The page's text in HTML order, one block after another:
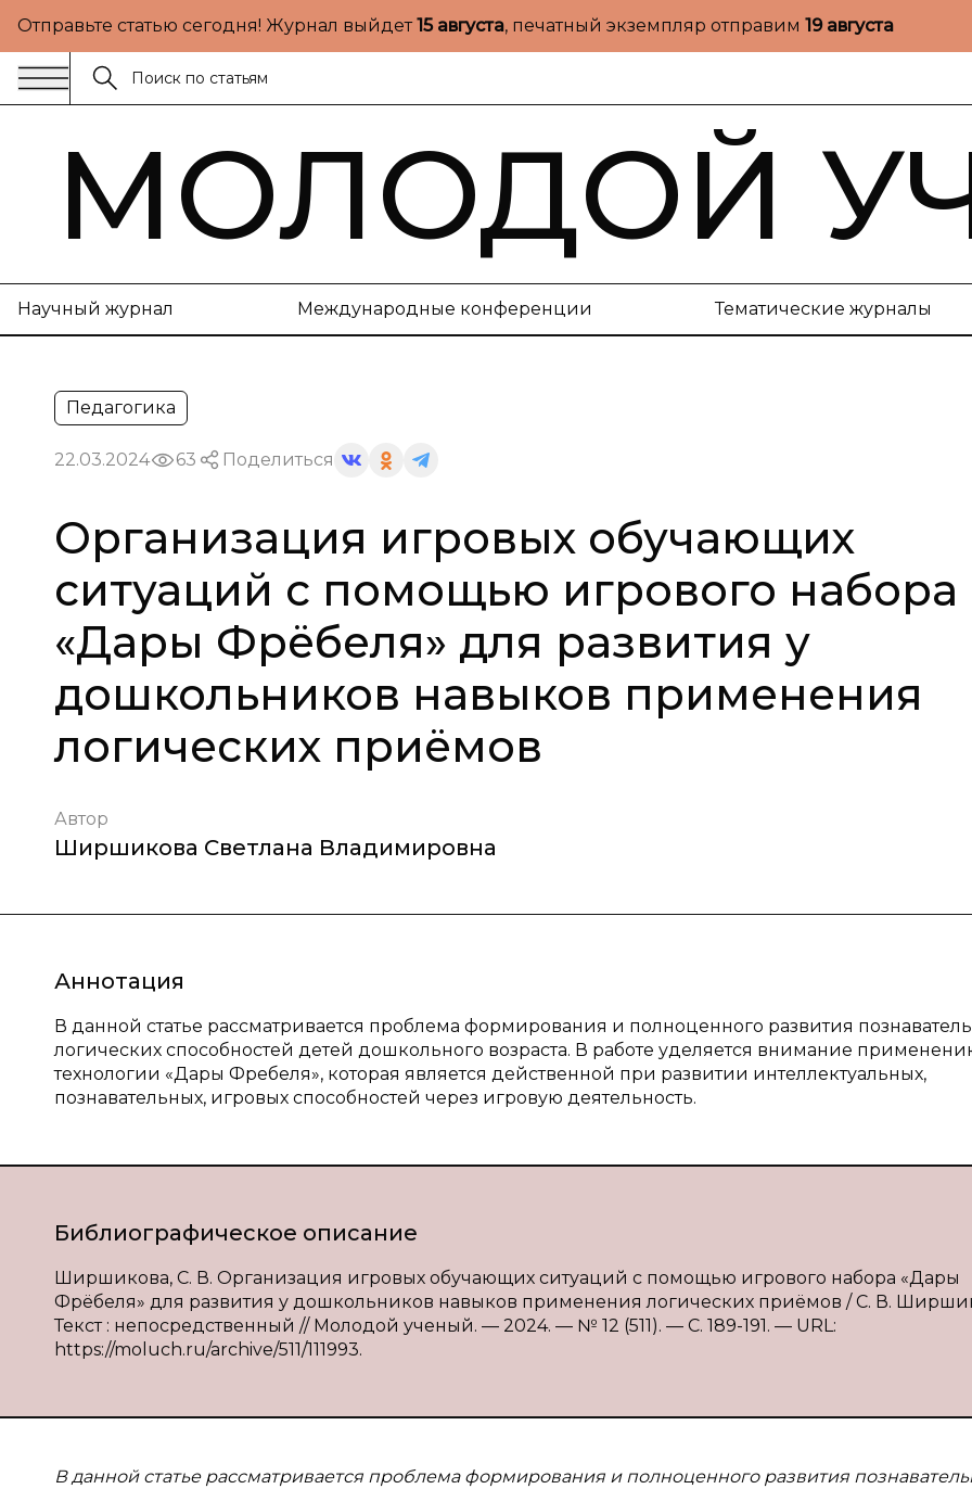
Отправьте статью сегодня! Журнал выйдет15 августа, печатный экземпляр отправим 19 августа
МОЛОДОЙ
Научный журнал Международные конференции Тематические журналы
Педагогика
22.03.2024 63 Поделиться
Организация игровых обучающих
ситуаций с помощью игрового набора
«Дары Фрёбеля» для развития у
дошкольников навыков применения
логических приёмов
Автор
Ширшикова Светлана Владимировна
Аннотация
В данной статье рассматривается проблема формирования и полноценного развития
логических способностей детей дошкольного возраста. В работе уделяется внимание
технологии «Дары Фребеля», которая является действенной при развитии интеллектуальных,
познавательных, игровых способностей через игровую деятельность.
Библиографическое описание
Ширшикова, С. В. Организация игровых обучающих ситуаций с помощью игрового набора «Дары
Фрёбеля» для развития у дошкольников навыков применения логических приёмов / С. В.
Текст : непосредственный // Молодой ученый. — 2024. — № 12 (511). — С. 189-191. — URL:
https://moluch.ru/archive/511/111993.
В данной статье рассматривается проблема формирования и полноценного развития